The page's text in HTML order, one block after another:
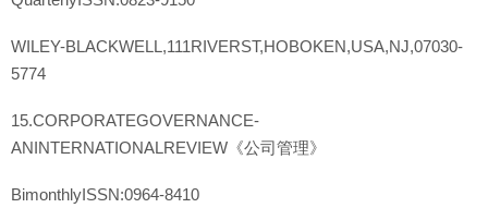
WILEY-BLACKWELL,111RIVERST,HOBOKEN,USA,NJ,07030-
5774
15.CORPORATEGOVERNANCE-
ANINTERNATIONALREVIEW《公司管理》
BimonthlyISSN:0964-8410